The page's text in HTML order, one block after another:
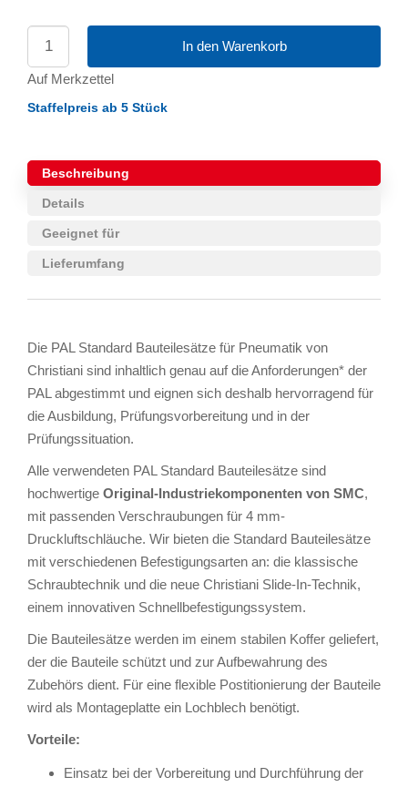
In den Warenkorb
Auf Merkzettel
Staffelpreis ab 5 Stück
Beschreibung
Details
Geeignet für
Lieferumfang
Die PAL Standard Bauteilesätze für Pneumatik von
Christiani sind inhaltlich genau auf die Anforderungen* der
PAL abgestimmt und eignen sich deshalb hervorragend für
die Ausbildung, Prüfungsvorbereitung und in der
Prüfungssituation.
Alle verwendeten PAL Standard Bauteilesätze sind
hochwertige Original-Industriekomponenten von SMC,
mit passenden Verschraubungen für 4 mm-
Druckluftschläuche. Wir bieten die Standard Bauteilesätze
mit verschiedenen Befestigungsarten an: die klassische
Schraubtechnik und die neue Christiani Slide-In-Technik,
einem innovativen Schnellbefestigungssystem.
Die Bauteilesätze werden im einem stabilen Koffer geliefert,
der die Bauteile schützt und zur Aufbewahrung des
Zubehörs dient. Für eine flexible Postitionierung der Bauteile
wird als Montageplatte ein Lochblech benötigt.
Vorteile:
Einsatz bei der Vorbereitung und Durchführung der